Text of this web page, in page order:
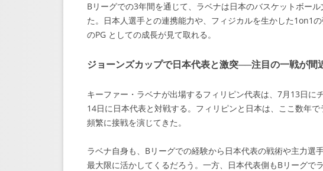
Bリーグでの3年間を通じて、ラベナは日本のバスケットボー
た。日本人選手との連携能力や、フィジカルを生かした1on1
のPG としての成長が見て取れる。
ジョーンズカップで日本代表と激突──注目の一戦が間
キーファー・ラベナが出場するフィリピン代表は、7月13日に
14日に日本代表と対戦する。フィリピンと日本は、ここ数年
頻繁に接戦を演じてきた。
ラベナ自身も、Bリーグでの経験から日本代表の戦術や主力選
最大限に活かしてくるだろう。一方、日本代表側もBリーグで